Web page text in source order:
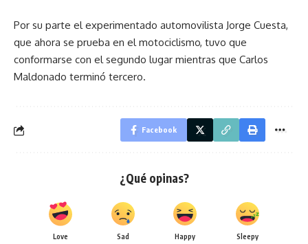
Por su parte el experimentado automovilista Jorge Cuesta,
que ahora se prueba en el motociclismo, tuvo que
conformarse con el segundo lugar mientras que Carlos
Maldonado terminó tercero.
Facebook
¿Qué opinas?
Love Sad Happy Sleepy